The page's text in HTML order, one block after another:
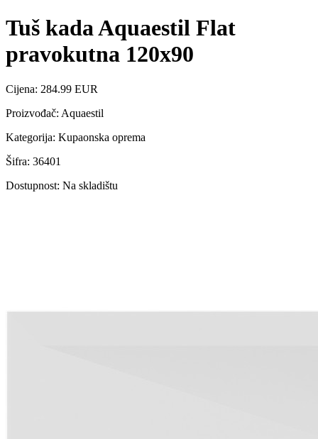
Tuš kada Aquaestil Flat
pravokutna 120x90
Cijena: 284.99 EUR
Proizvođač: Aquaestil
Kategorija: Kupaonska oprema
Šifra: 36401
Dostupnost: Na skladištu